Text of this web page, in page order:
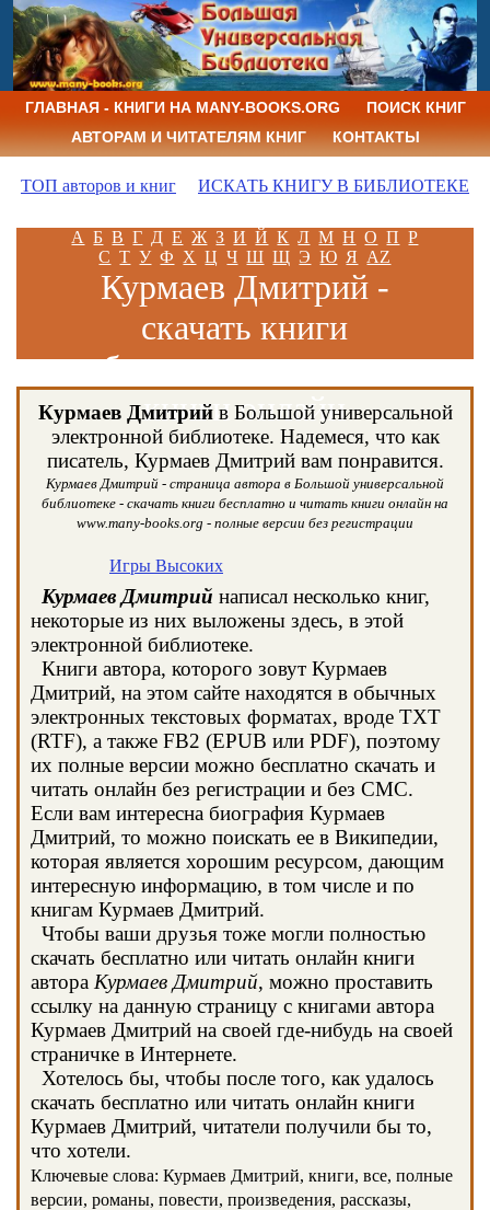
ГЛАВНАЯ - КНИГИ НА MANY-BOOKS.ORG
ПОИСК КНИГ
АВТОРАМ И ЧИТАТЕЛЯМ КНИГ
КОНТАКТЫ
ТОП авторов и книг ИСКАТЬ КНИГУ В БИБЛИОТЕКЕ
А Б В Г Д Е Ж З И Й К Л М Н О П Р
С Т У Ф Х Ц Ч Ш Щ Э Ю Я AZ
Курмаев Дмитрий -
скачать книги
бесплатно и читать
книги онлайн
Курмаев Дмитрийв Большой универсальной
электронной библиотеке. Надемеся, что как
писатель, Курмаев Дмитрий вам понравится.
Курмаев Дмитрий - страница автора в Большой универсальной
библиотеке - скачать книги бесплатно и читать книги онлайн на
www.many-books.org - полные версии без регистрации
Игры Высоких
Курмаев Дмитрий написал несколько книг,
некоторые из них выложены здесь, в этой
электронной библиотеке.
Книги автора, которого зовут Курмаев
Дмитрий, на этом сайте находятся в обычных
электронных текстовых форматах, вроде TXT
(RTF), а также FB2 (EPUB или PDF), поэтому
их полные версии можно бесплатно скачать и
читать онлайн без регистрации и без СМС.
Если вам интересна биография Курмаев
Дмитрий, то можно поискать ее в Википедии,
которая является хорошим ресурсом, дающим
интересную информацию, в том числе и по
книгам Курмаев Дмитрий.
Чтобы ваши друзья тоже могли полностью
скачать бесплатно или читать онлайн книги
автора Курмаев Дмитрий, можно проставить
ссылку на данную страницу с книгами автора
Курмаев Дмитрий на своей где-нибудь на своей
страничке в Интернете.
Хотелось бы, чтобы после того, как удалось
скачать бесплатно или читать онлайн книги
Курмаев Дмитрий, читатели получили бы то,
что хотели.
Ключевые слова: Курмаев Дмитрий, книги, все, полные
версии, романы, повести, произведения, рассказы,